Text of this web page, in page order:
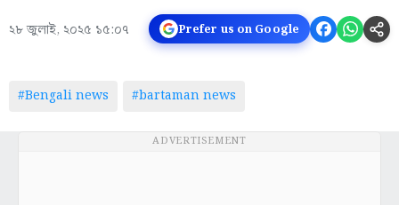
২৮ জুলাই, ২০২৫ ১৫:০৭ Prefer us on Google
#Bengali news #bartaman news
ADVERTISEMENT